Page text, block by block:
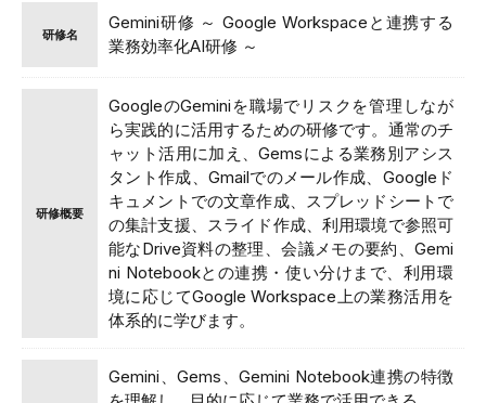
研修名
Gemini研修 ～ Google Workspaceと連携する
業務効率化AI研修 ～
研修概要
GoogleのGeminiを職場でリスクを管理しなが
ら実践的に活用するための研修です。通常のチ
ャット活用に加え、Gemsによる業務別アシス
タント作成、Gmailでのメール作成、Googleド
キュメントでの文章作成、スプレッドシートで
の集計支援、スライド作成、利用環境で参照可
能なDrive資料の整理、会議メモの要約、Gemi
ni Notebookとの連携・使い分けまで、利用環
境に応じてGoogle Workspace上の業務活用を
体系的に学びます。
Gemini、Gems、Gemini Notebook連携の特徴